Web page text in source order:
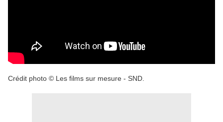
Crédit photo © Les films sur mesure - SND.